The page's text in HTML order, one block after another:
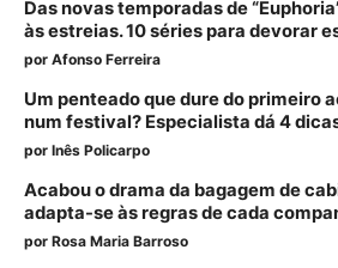
Das novas temporadas de
às estreias. 10 séries para devorar
por Afonso Ferreira
Um penteado que dure do primeiro
num festival? Especialista dá 4
por Inês Policarpo
Acabou o drama da bagagem de
adapta-se às regras de cada
por Rosa Maria Barroso